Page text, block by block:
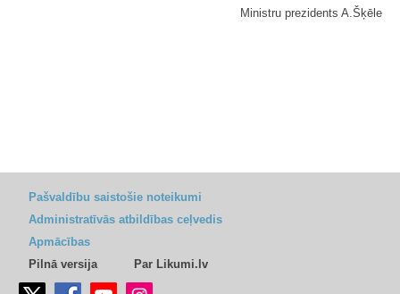
Ministru prezidents A.Šķēle
Pašvaldību saistošie noteikumi
Administratīvās atbildības ceļvedis
Apmācības
Pilnā versija
Par Likumi.lv